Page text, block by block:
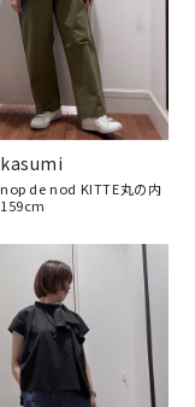
kasumi
nop de nod KITTE丸の内
159cm